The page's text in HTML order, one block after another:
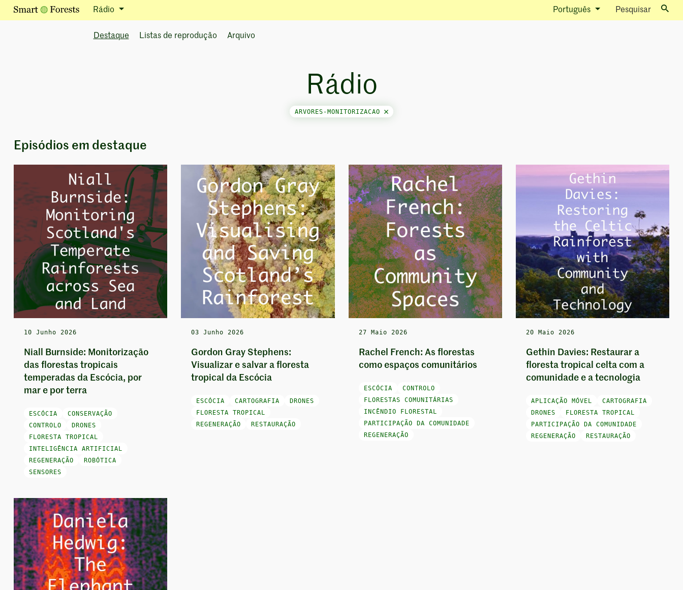
Rádio Português Pesquisar
Destaque Listas de reprodução Arquivo
Rádio
ARVORES-MONITORIZACAO
Episódios em destaque
10 Junho 2026
Niall Burnside: Monitorização
das florestas tropicais
temperadas da Escócia, por
mar e por terra
ESCÓCIA
CONSERVAÇÃO
CONTROLO
DRONES
FLORESTA TROPICAL
INTELIGÊNCIA ARTIFICIAL
REGENERAÇÃO
ROBÓTICA
SENSORES
03 Junho 2026
Gordon Gray Stephens:
Visualizar e salvar a floresta
tropical da Escócia
ESCÓCIA CARTOGRAFIA
DRONES
FLORESTA TROPICAL
REGENERAÇÃO
RESTAURAÇÃO
27 Maio 2026
Rachel French: As florestas
como espaços comunitários
ESCÓCIA
CONTROLO
FLORESTAS COMUNITÁRIAS
INCÊNDIO FLORESTAL
PARTICIPAÇÃO DA COMUNIDADE
REGENERAÇÃO
20 Maio 2026
Gethin Davies: Restaurar a
floresta tropical celta com a
comunidade e a tecnologia
APLICAÇÃO MÓVEL
CARTOGRAFIA
DRONES
FLORESTA TROPICAL
PARTICIPAÇÃO DA COMUNIDADE
REGENERAÇÃO
RESTAURAÇÃO